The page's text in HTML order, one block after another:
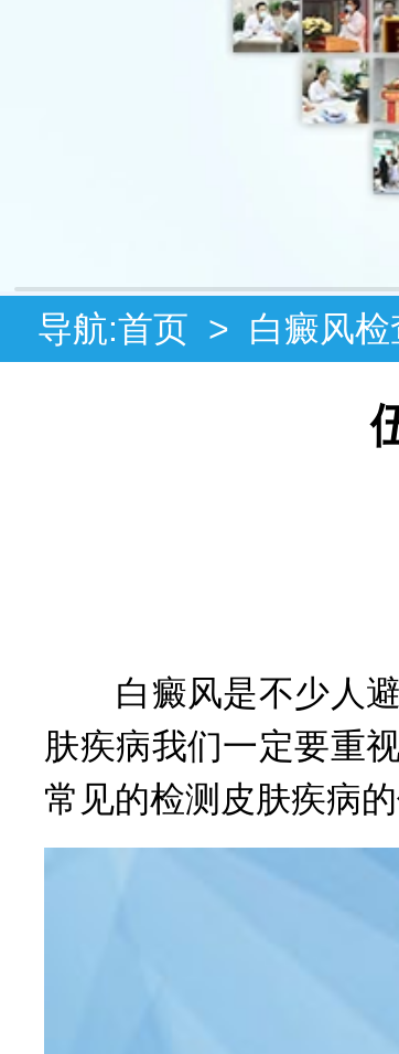
导航:首页 > 白癜风检
白癜风是不少人避
肤疾病我们一定要重
常见的检测皮肤疾病